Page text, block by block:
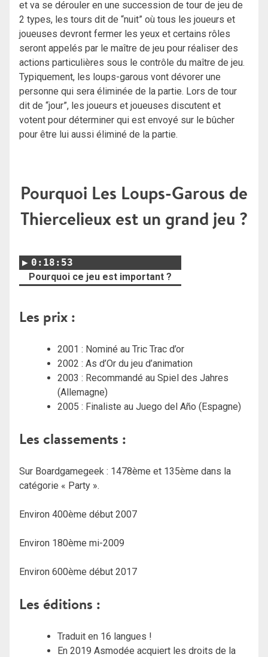
et va se dérouler en une succession de tour de jeu de
2 types, les tours dit de “nuit” où tous les joueurs et
joueuses devront fermer les yeux et certains rôles
seront appelés par le maître de jeu pour réaliser des
actions particulières sous le contrôle du maître de jeu.
Typiquement, les loups-garous vont dévorer une
personne qui sera éliminée de la partie. Lors de tour
dit de “jour”, les joueurs et joueuses discutent et
votent pour déterminer qui est envoyé sur le bûcher
pour être lui aussi éliminé de la partie.
Pourquoi Les Loups-Garous de
Thiercelieux est un grand jeu ?
0:18:53
Pourquoi ce jeu est important ?
Les prix :
2001 : Nominé au Tric Trac d’or
2002 : As d’Or du jeu d’animation
2003 : Recommandé au Spiel des Jahres
(Allemagne)
2005 : Finaliste au Juego del Año (Espagne)
Les classements :
Sur Boardgamegeek : 1478ème et 135ème dans la
catégorie « Party ».
Environ 400ème début 2007
Environ 180ème mi-2009
Environ 600ème début 2017
Les éditions :
Traduit en 16 langues !
En 2019 Asmodée acquiert les droits de la